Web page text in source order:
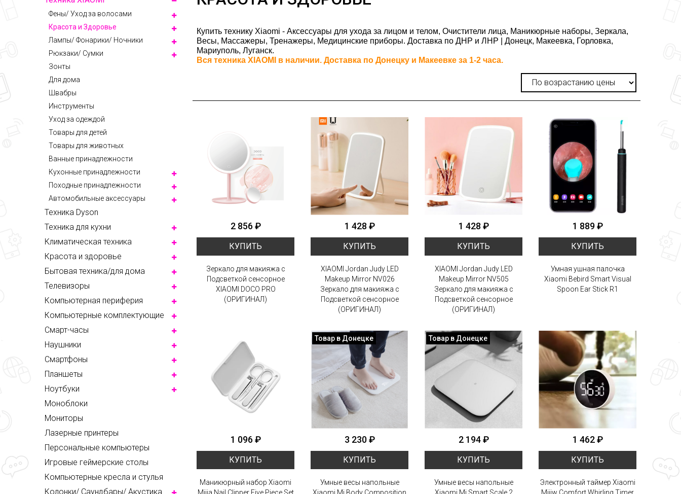
Фены/ Уход за волосами
Красота и Здоровье
Лампы/ Фонарики/ Ночники
Рюкзаки/ Сумки
Зонты
Для дома
Швабры
Инструменты
Уход за одеждой
Товары для детей
Товары для животных
Ванные принадлежности
Кухонные принадлежности
Походные принадлежности
Автомобильные аксессуары
Техника Dyson
Техника для кухни
Климатическая техника
Красота и здоровье
Бытовая техника/для дома
Телевизоры
Компьютерная периферия
Компьютерные комплектующие
Смарт-часы
Наушники
Смартфоны
Планшеты
Ноутбуки
Моноблоки
Мониторы
Лазерные принтеры
Персональные компьютеры
Игровые геймерские столы
Компьютерные кресла и стулья
Колонки/ Саундбары/ Акустика
Купить технику Xiaomi - Аксессуары для ухода за лицом и телом, Очистители лица, Маникюрные наборы, Зеркала,
Весы, Массажеры, Тренажеры, Медицинские приборы. Доставка по ДНР и ЛНР | Донецк, Макеевка, Горловка,
Мариуполь, Луганск.
Вся техника XIAOMI в наличии. Доставка по Донецку и Макеевке за 1-2 часа.
2 856 ₽
КУПИТЬ
Зеркало для макияжа с
Подсветкой сенсорное
XIAOMI DOCO PRO
(ОРИГИНАЛ)
1 428 ₽
КУПИТЬ
XIAOMI Jordan Judy LED
Makeup Mirror NV026
Зеркало для макияжа с
Подсветкой сенсорное
(ОРИГИНАЛ)
1 428 ₽
КУПИТЬ
XIAOMI Jordan Judy LED
Makeup Mirror NV505
Зеркало для макияжа с
Подсветкой сенсорное
(ОРИГИНАЛ)
1 889 ₽
КУПИТЬ
Умная ушная палочка
Xiaomi Bebird Smart Visual
Spoon Ear Stick R1
1 096 ₽
КУПИТЬ
Маникюрный набор Xiaomi
Mijia Nail Clipper Five Piece Set
Товар в Донецке
3 230 ₽
КУПИТЬ
Умные весы напольные
Xiaomi Mi Body Composition
Товар в Донецке
2 194 ₽
КУПИТЬ
Умные весы напольные
Xiaomi Mi Smart Scale 2
1 462 ₽
КУПИТЬ
Электронный таймер Xiaomi
Miiiw Comfort Whirling Timer